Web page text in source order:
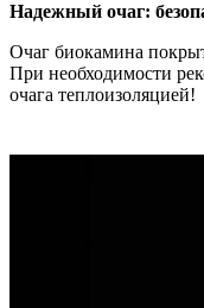
Надежный очаг:
Очаг биокамина
При необходимости
очага теплоизоляцией!